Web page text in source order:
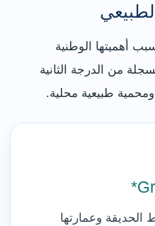
أهميتها الوطنية
من الدرجة الثانية
طبيعية محلية.
وعمارتها